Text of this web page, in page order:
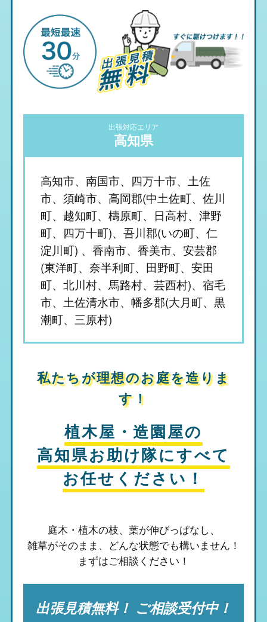
出張対応エリア
高知県
高知市、南国市、四万十市、土佐
市、須崎市、高岡郡(中土佐町、佐川
町、越知町、檮原町、日高村、津野
町、四万十町)、吾川郡(いの町、仁
淀川町) 、香南市、香美市、安芸郡
(東洋町、奈半利町、田野町、安田
町、北川村、馬路村、芸西村)、宿毛
市、土佐清水市、幡多郡(大月町、黒
潮町、三原村)
私たちが理想のお庭を造りま
す！
植木屋・造園屋の
高知県お助け隊にすべて
お任せください！
庭木・植木の枝、葉が伸びっぱなし、
雑草がそのまま、 どんな状態でも構いません！
まずはご相談ください！
出張見積無料！ ご相談受付中！